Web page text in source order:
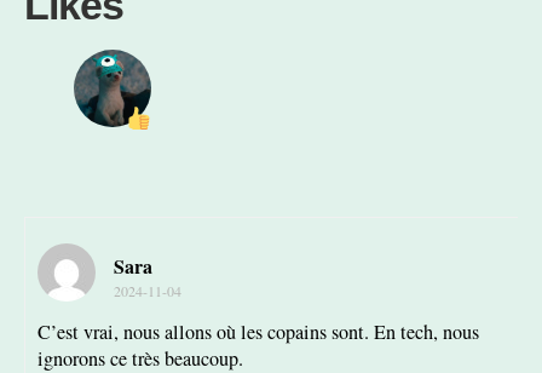
Sara
2024-11-04
C’est vrai, nous allons où les copains sont. En tech, nous
ignorons ce très beaucoup.